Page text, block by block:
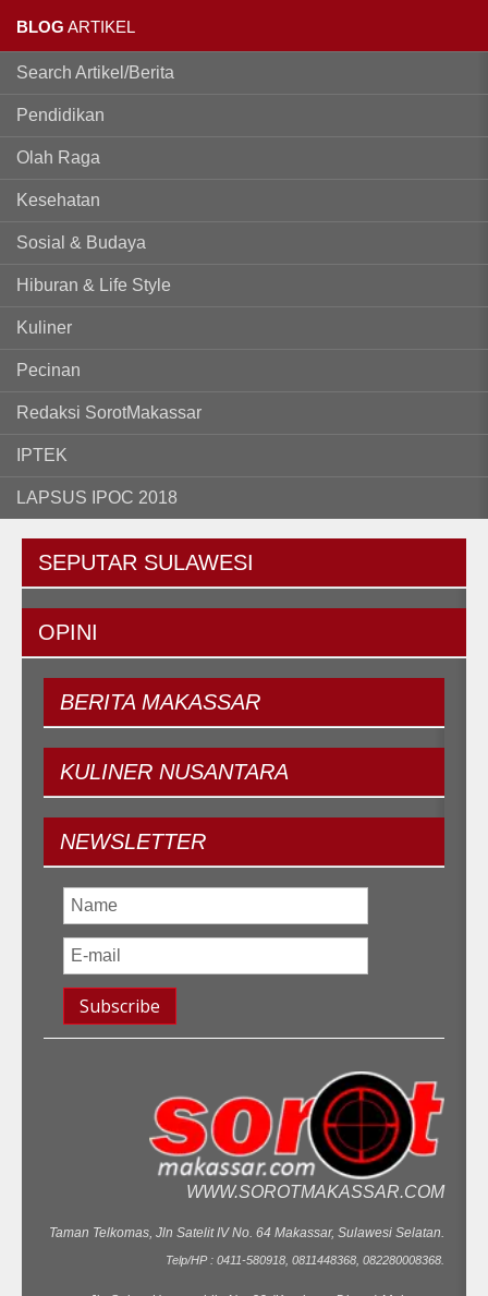
BLOG ARTIKEL
Search Artikel/Berita
Pendidikan
Olah Raga
Kesehatan
Sosial & Budaya
Hiburan & Life Style
Kuliner
Pecinan
Redaksi SorotMakassar
IPTEK
LAPSUS IPOC 2018
SEPUTAR SULAWESI
OPINI
BERITA MAKASSAR
KULINER NUSANTARA
NEWSLETTER
WWW.SOROTMAKASSAR.COM
Taman Telkomas, Jln Satelit IV No. 64 Makassar, Sulawesi Selatan.
Telp/HP : 0411-580918, 0811448368, 082280008368.